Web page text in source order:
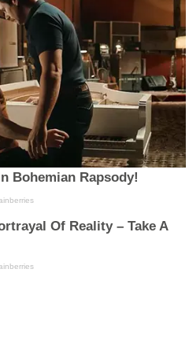
Bohemian Rapsody!
Of Reality – Take A